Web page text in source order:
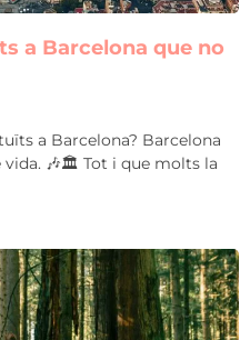
a Barcelona que no
a Barcelona? Barcelona
🎶🏛️ Tot i que molts la